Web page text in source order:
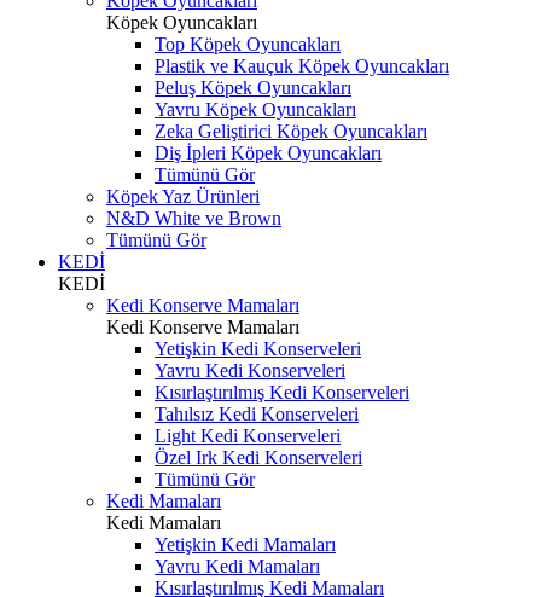
Köpek Oyuncakları
Top Köpek Oyuncakları
Plastik ve Kauçuk Köpek Oyuncakları
Peluş Köpek Oyuncakları
Yavru Köpek Oyuncakları
Zeka Geliştirici Köpek Oyuncakları
Diş İpleri Köpek Oyuncakları
Tümünü Gör
Köpek Yaz Ürünleri
N&D White ve Brown
Tümünü Gör
KEDİ
KEDİ
Kedi Konserve Mamaları
Kedi Konserve Mamaları
Yetişkin Kedi Konserveleri
Yavru Kedi Konserveleri
Kısırlaştırılmış Kedi Konserveleri
Tahılsız Kedi Konserveleri
Light Kedi Konserveleri
Özel Irk Kedi Konserveleri
Tümünü Gör
Kedi Mamaları
Kedi Mamaları
Yetişkin Kedi Mamaları
Yavru Kedi Mamaları
Kısırlaştırılmış Kedi Mamaları